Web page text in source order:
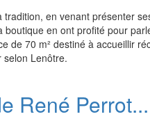
en venant présenter
boutique en ont profité pour
de 70 m² destiné à accueillir
selon Lenôtre.
René Perrot...